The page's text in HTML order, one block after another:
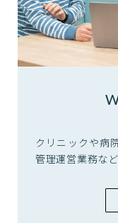
クリニックや病
管理運営業務な